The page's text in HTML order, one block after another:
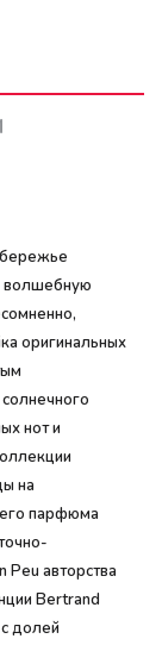
волшебную
оригинальных
нот и
на
парфюма
Peu авторства
Bertrand
долей